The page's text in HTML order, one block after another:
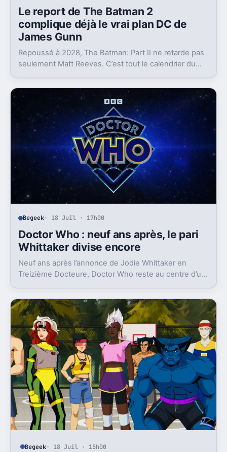
Le report de The Batman 2
complique déjà le vrai plan DC de
James Gunn
Repoussé à 2028, The Batman: Part II ne retarde pas
seulement Matt Reeves. C’est tout le calendrier du
Begeek· 18 Juil · 17h00
Doctor Who : neuf ans après, le pari
Whittaker divise encore
Neuf ans après l’annonce de Jodie Whittaker en
Treizième Docteure, Doctor Who reste au centre d’un
Begeek· 18 Juil · 15h00